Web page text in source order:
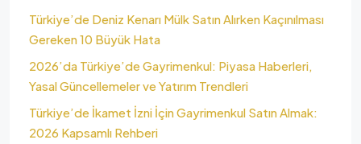
Türkiye’de Deniz Kenarı Mülk Satın Alırken Kaçınılması
Gereken 10 Büyük Hata
2026’da Türkiye’de Gayrimenkul: Piyasa Haberleri,
Yasal Güncellemeler ve Yatırım Trendleri
Türkiye’de İkamet İzni İçin Gayrimenkul Satın Almak:
2026 Kapsamlı Rehberi